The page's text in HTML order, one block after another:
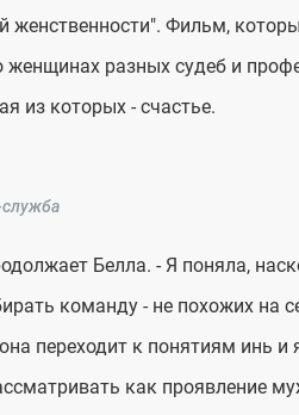
женственности". Фильм,
женщинах разных судеб и
из которых - счастье.
Белла. - Я поняла,
команду - не похожих на
переходит к понятиям инь и
как проявление